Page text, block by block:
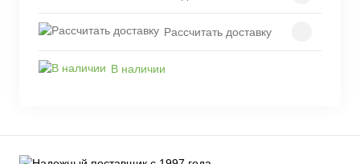
Рассчитать доставку
В наличии